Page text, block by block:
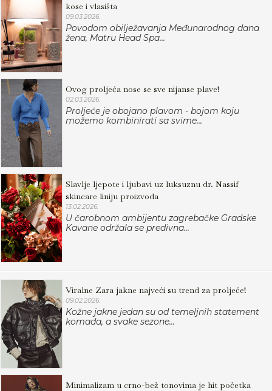
kose i vlasišta
09.03.2026.
Povodom obilježavanja Međunarodnog dana
žena, Matru Head Spa...
Ovog proljeća nose se sve nijanse plave!
02.03.2026.
Proljeće je obojano plavom - bojom koju
možemo kombinirati sa svime...
Slavlje ljepote i ljubavi uz luksuznu dr. Nassif
skincare liniju proizvoda
13.02.2026.
U čarobnom ambijentu zagrebačke Gradske
Kavane održala se predivna...
Viralne Zara jakne najveći su trend za proljeće!
09.02.2026.
Kožne jakne jedan su od temeljnih statement
komada, a svake sezone...
Minimalizam u crno-bež tonovima je hit početka